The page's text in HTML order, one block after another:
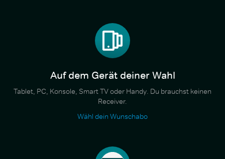
Auf dem Gerät deiner Wahl
Tablet, PC, Konsole, Smart TV oder Handy. Du brauchst keinen
Receiver.
Wähl dein Wunschabo